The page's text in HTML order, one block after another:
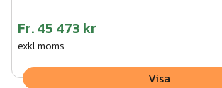
Fr.45 473 kr
exkl.moms
Visa